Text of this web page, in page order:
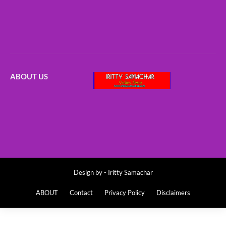
ABOUT US
Design by - Iritty Samachar
ABOUT Contact Privacy Policy Disclaimers